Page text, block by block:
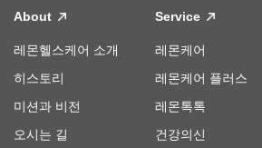
About
레몬헬스케어 소개
히스토리
미션과 비전
오시는 길
Service
레몬케어
레몬케어 플러스
레몬톡톡
건강의신